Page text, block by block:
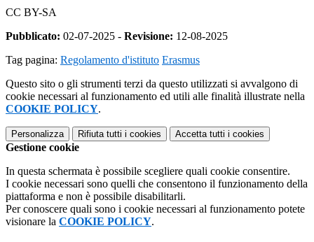
CC BY-SA
Pubblicato: 02-07-2025 - Revisione: 12-08-2025
Tag pagina: Regolamento d'istituto Erasmus
Questo sito o gli strumenti terzi da questo utilizzati si avvalgono di
cookie necessari al funzionamento ed utili alle finalità illustrate nella
COOKIE POLICY.
Personalizza Rifiuta tutti i cookies Accetta tutti i cookies
Gestione cookie
In questa schermata è possibile scegliere quali cookie consentire.
I cookie necessari sono quelli che consentono il funzionamento della
piattaforma e non è possibile disabilitarli.
Per conoscere quali sono i cookie necessari al funzionamento potete
visionare la COOKIE POLICY.